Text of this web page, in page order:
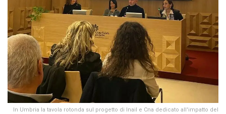
In Umbria la tavola rotonda sul progetto di Inail e Cna dedicato all'impatto del